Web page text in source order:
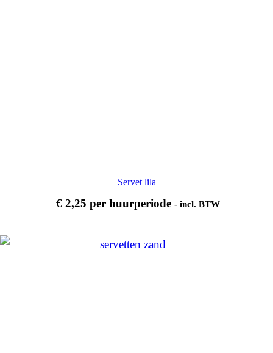
Servet lila
€ 2,25 per huurperiode - incl. BTW